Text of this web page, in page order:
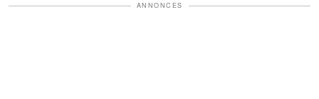
ANNONCES